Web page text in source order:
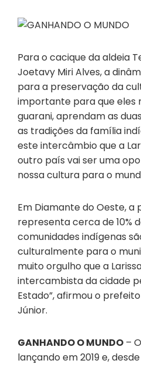
Para o cacique da aldeia
Joetavy Miri Alves, a
para a preservação da
importante para que eles
guarani, aprendam as
as tradições da família
este intercâmbio que a
outro país vai ser uma
nossa cultura para o
Em Diamante do Oeste, a
representa cerca de 10%
comunidades indígenas
culturalmente para o
muito orgulho que a
intercambista da cidade
Estado”, afirmou o
Júnior.
GANHANDO O MUNDO –
lançando em 2019 e,